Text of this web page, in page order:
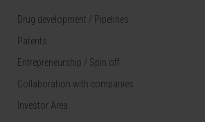
Drug development / Pipelines
Patents
Entrepreneurship / Spin off
Collaboration with companies
Investor Area